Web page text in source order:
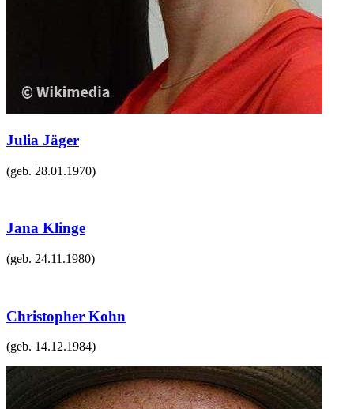
Julia Jäger
(geb. 28.01.1970)
Jana Klinge
(geb. 24.11.1980)
Christopher Kohn
(geb. 14.12.1984)